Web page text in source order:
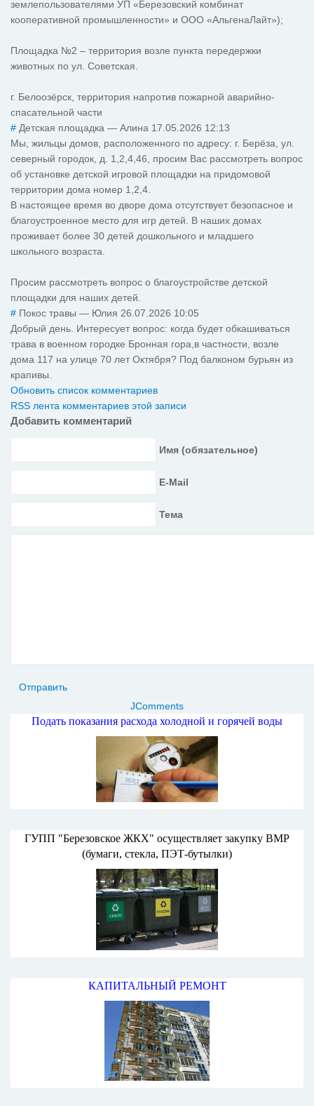
землепользователями УП «Березовский комбинат
кооперативной промышленности» и ООО «АльгенаЛайт»);
Площадка №2 – территория возле пункта передержки
животных по ул. Советская.
г. Белоозёрск, территория напротив пожарной аварийно-
спасательной части
# Детская площадка — Алина 17.05.2026 12:13
Мы, жильцы домов, расположенного по адресу: г. Берёза, ул.
северный городок, д. 1,2,4,46, просим Вас рассмотреть вопрос
об установке детской игровой площадки на придомовой
территории дома номер 1,2,4.
В настоящее время во дворе дома отсутствует безопасное и
благоустроенное место для игр детей. В наших домах
проживает более 30 детей дошкольного и младшего
школьного возраста.
Просим рассмотреть вопрос о благоустройстве детской
площадки для наших детей.
# Покос травы — Юлия 26.07.2026 10:05
Добрый день. Интересует вопрос: когда будет обкашиваться
трава в военном городке Бронная гора,в частности, возле
дома 117 на улице 70 лет Октября? Под балконом бурьян из
крапивы.
Обновить список комментариев
RSS лента комментариев этой записи
Добавить комментарий
Имя (обязательное)
E-Mail
Тема
Отправить
JComments
Подать показания расхода холодной и горячей воды
ГУПП "Березовское ЖКХ" осуществляет закупку ВМР
(бумаги, стекла, ПЭТ-бутылки)
КАПИТАЛЬНЫЙ РЕМОНТ